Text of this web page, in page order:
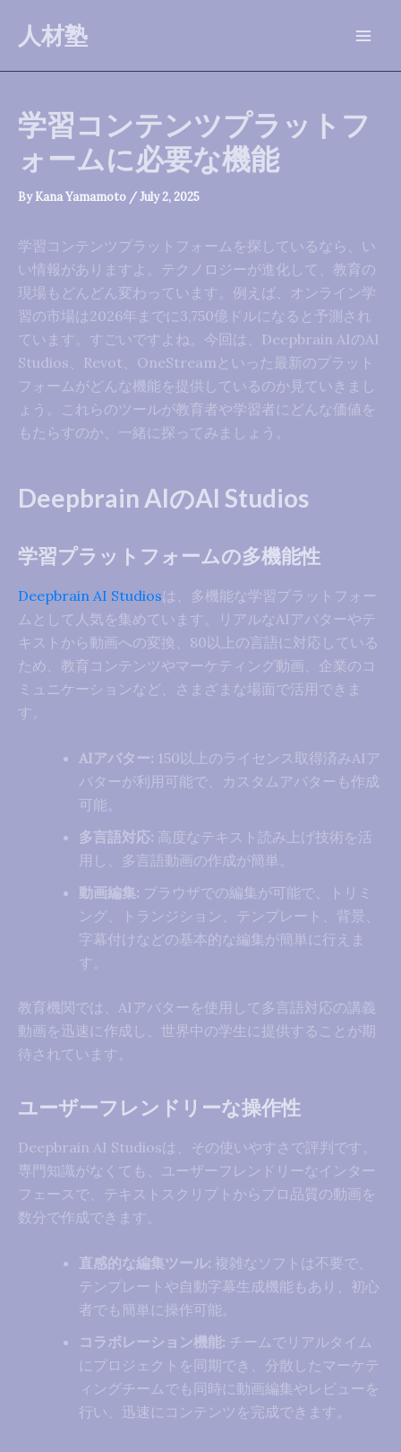
人材塾
学習コンテンツプラットフ
ォームに必要な機能
ByKana Yamamoto /July 2, 2025
学習コンテンツプラットフォームを探しているなら、い
い情報がありますよ。テクノロジーが進化して、教育の
現場もどんどん変わっています。例えば、オンライン学
習の市場は2026年までに3,750億ドルになると予測され
ています。すごいですよね。今回は、Deepbrain AIのAI
Studios、Revot、OneStreamといった最新のプラット
フォームがどんな機能を提供しているのか見ていきまし
ょう。これらのツールが教育者や学習者にどんな価値を
もたらすのか、一緒に探ってみましょう。
Deepbrain AIのAI Studios
学習プラットフォームの多機能性
Deepbrain AI Studiosは、多機能な学習プラットフォー
ムとして人気を集めています。リアルなAIアバターやテ
キストから動画への変換、80以上の言語に対応している
ため、教育コンテンツやマーケティング動画、企業のコ
ミュニケーションなど、さまざまな場面で活用できま
す。
AIアバター: 150以上のライセンス取得済みAIア
バターが利用可能で、カスタムアバターも作成
可能。
多言語対応: 高度なテキスト読み上げ技術を活
用し、多言語動画の作成が簡単。
動画編集: ブラウザでの編集が可能で、トリミ
ング、トランジション、テンプレート、背景、
字幕付けなどの基本的な編集が簡単に行えま
す。
教育機関では、AIアバターを使用して多言語対応の講義
動画を迅速に作成し、世界中の学生に提供することが期
待されています。
ユーザーフレンドリーな操作性
Deepbrain AI Studiosは、その使いやすさで評判です。
専門知識がなくても、ユーザーフレンドリーなインター
フェースで、テキストスクリプトからプロ品質の動画を
数分で作成できます。
直感的な編集ツール: 複雑なソフトは不要で、
テンプレートや自動字幕生成機能もあり、初心
者でも簡単に操作可能。
コラボレーション機能: チームでリアルタイム
にプロジェクトを同期でき、分散したマーケテ
ィングチームでも同時に動画編集やレビューを
行い、迅速にコンテンツを完成できます。